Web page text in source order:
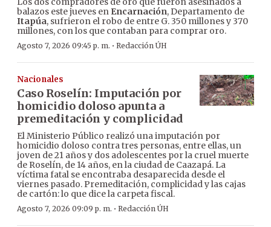
balazos este jueves en Encarnación, Departamento de
Itapúa, sufrieron el robo de entre G. 350 millones y 370
millones, con los que contaban para comprar oro.
Agosto 7, 2026 09:45 p. m. · Redacción ÚH
Nacionales
Caso Roselín: Imputación por
homicidio doloso apunta a
premeditación y complicidad
El Ministerio Público realizó una imputación por
homicidio doloso contra tres personas, entre ellas, un
joven de 21 años y dos adolescentes por la cruel muerte
de Roselín, de 14 años, en la ciudad de Caazapá. La
víctima fatal se encontraba desaparecida desde el
viernes pasado. Premeditación, complicidad y las cajas
de cartón: lo que dice la carpeta fiscal.
Agosto 7, 2026 09:09 p. m. · Redacción ÚH